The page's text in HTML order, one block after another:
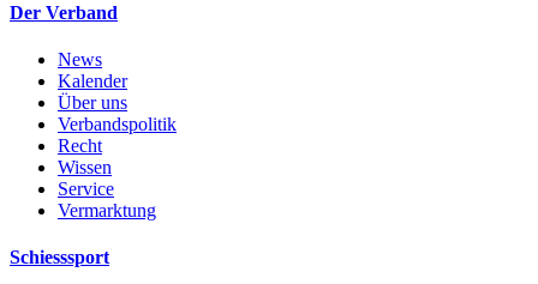
Der Verband
News
Kalender
Über uns
Verbandspolitik
Recht
Wissen
Service
Vermarktung
Schiesssport